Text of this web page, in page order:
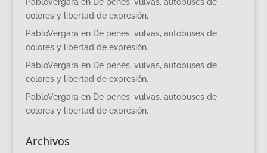
colores y libertad de expresión.
PabloVergara en De penes, vulvas, autobuses de
colores y libertad de expresión.
PabloVergara en De penes, vulvas, autobuses de
colores y libertad de expresión.
PabloVergara en De penes, vulvas, autobuses de
colores y libertad de expresión.
Archivos